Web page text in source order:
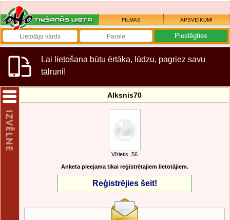
FILMAS APSVEIKUMI
Lai lietošana būtu ērtāka, lūdzu, pagriez savu
tālruni!
Alksnis70
Vīrietis, 56
Anketa pieejama tikai reģistrētajiem lietotājiem.
Reģistrējies šeit!